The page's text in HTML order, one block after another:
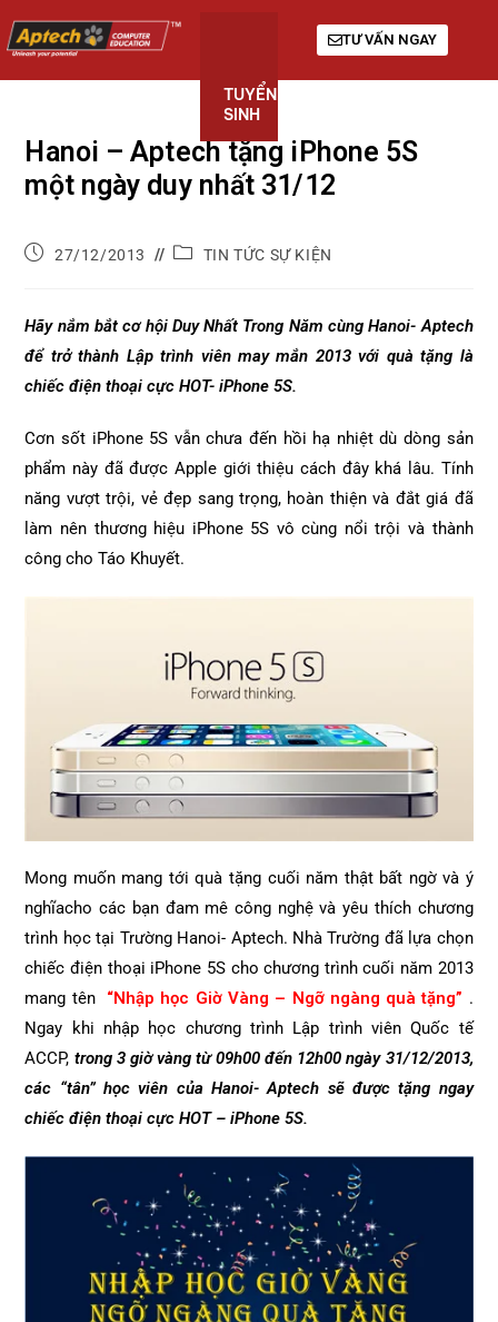
TUYỂN
SINH
TƯ VẤN NGAY
Hanoi – Aptech tặng iPhone 5S
một ngày duy nhất 31/12
27/12/2013 TIN TỨC SỰ KIỆN
Hãy nắm bắt cơ hội Duy Nhất Trong Năm cùng Hanoi- Aptech
để trở thành Lập trình viên may mắn 2013 với quà tặng là
chiếc điện thoại cực HOT- iPhone 5S.
Cơn sốt iPhone 5S vẫn chưa đến hồi hạ nhiệt dù dòng sản
phẩm này đã được Apple giới thiệu cách đây khá lâu. Tính
năng vượt trội, vẻ đẹp sang trọng, hoàn thiện và đắt giá đã
làm nên thương hiệu iPhone 5S vô cùng nổi trội và thành
công cho Táo Khuyết.
Mong muốn mang tới quà tặng cuối năm thật bất ngờ và ý
nghĩacho các bạn đam mê công nghệ và yêu thích chương
trình học tại Trường Hanoi- Aptech. Nhà Trường đã lựa chọn
chiếc điện thoại iPhone 5S cho chương trình cuối năm 2013
mang tên
“Nhập học Giờ Vàng – Ngỡ ngàng quà tặng” .
Ngay khi nhập học chương trình Lập trình viên Quốc tế
ACCP, trong 3 giờ vàng từ 09h00 đến 12h00 ngày 31/12/2013,
các “tân” học viên của Hanoi- Aptech sẽ được tặng ngay
chiếc điện thoại cực HOT – iPhone 5S.